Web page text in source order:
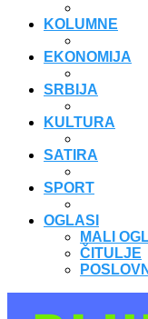
KOLUMNE
EKONOMIJA
SRBIJA
KULTURA
SATIRA
SPORT
OGLASI
MALI
ČITULJE